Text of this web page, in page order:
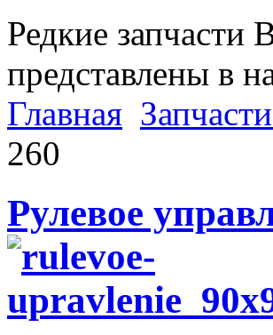
Редкие запчасти
представлены в
Главная
260
Рулевое